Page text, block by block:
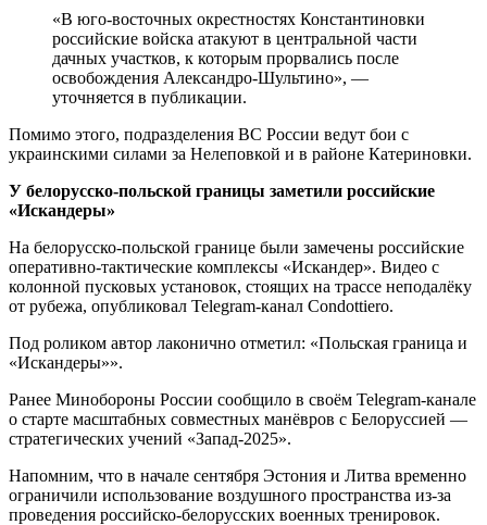
«В юго-восточных окрестностях Константиновки
российские войска атакуют в центральной части
дачных участков, к которым прорвались после
освобождения Александро-Шультино», —
уточняется в публикации.
Помимо этого, подразделения ВС России ведут бои с
украинскими силами за Нелеповкой и в районе Катериновки.
У белорусско-польской границы заметили российские
«Искандеры»
На белорусско-польской границе были замечены российские
оперативно-тактические комплексы «Искандер». Видео с
колонной пусковых установок, стоящих на трассе неподалёку
от рубежа, опубликовал Telegram-канал Condottiero.
Под роликом автор лаконично отметил: «Польская граница и
«Искандеры»».
Ранее Минобороны России сообщило в своём Telegram-канале
о старте масштабных совместных манёвров с Белоруссией —
стратегических учений «Запад-2025».
Напомним, что в начале сентября Эстония и Литва временно
ограничили использование воздушного пространства из-за
проведения российско-белорусских военных тренировок.